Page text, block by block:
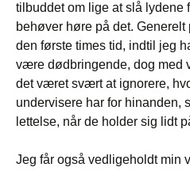
tilbuddet om lige at slå lydene
behøver høre på det.
den første times tid, indtil jeg
være dødbringende, dog med
det været svært at ignorere,
undervisere har for hinanden,
lettelse, når de holder sig lidt
Jeg får også vedligeholdt min